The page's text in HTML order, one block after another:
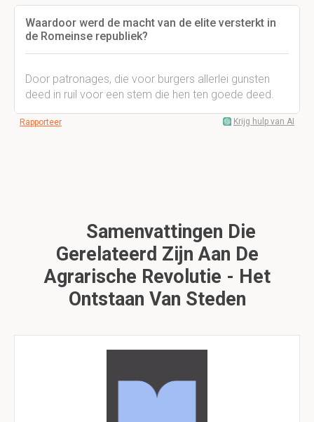
Waardoor werd de macht van de elite versterkt in
de Romeinse republiek?
Door patronages, die voor burgers allerlei gunsten
deed in ruil voor een stem die hen ten goede deed.
Rapporteer Krijg hulp van AI
Samenvattingen Die
Gerelateerd Zijn Aan De
Agrarische Revolutie - Het
Ontstaan Van Steden